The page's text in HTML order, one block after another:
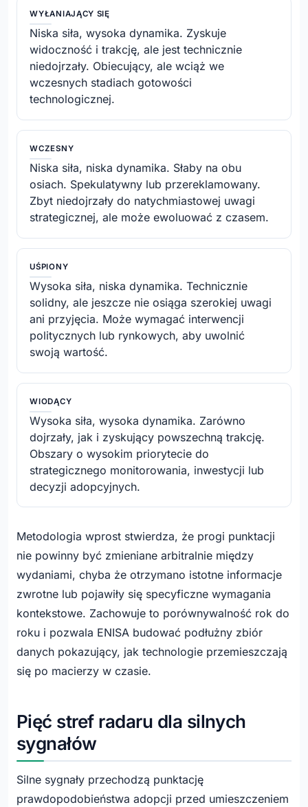
WYŁANIAJĄCY SIĘ
Niska siła, wysoka dynamika. Zyskuje
widoczność i trakcję, ale jest technicznie
niedojrzały. Obiecujący, ale wciąż we
wczesnych stadiach gotowości
technologicznej.
WCZESNY
Niska siła, niska dynamika. Słaby na obu
osiach. Spekulatywny lub przereklamowany.
Zbyt niedojrzały do natychmiastowej uwagi
strategicznej, ale może ewoluować z czasem.
UŚPIONY
Wysoka siła, niska dynamika. Technicznie
solidny, ale jeszcze nie osiąga szerokiej uwagi
ani przyjęcia. Może wymagać interwencji
politycznych lub rynkowych, aby uwolnić
swoją wartość.
WIODĄCY
Wysoka siła, wysoka dynamika. Zarówno
dojrzały, jak i zyskujący powszechną trakcję.
Obszary o wysokim priorytecie do
strategicznego monitorowania, inwestycji lub
decyzji adopcyjnych.
Metodologia wprost stwierdza, że progi punktacji
nie powinny być zmieniane arbitralnie między
wydaniami, chyba że otrzymano istotne informacje
zwrotne lub pojawiły się specyficzne wymagania
kontekstowe. Zachowuje to porównywalność rok do
roku i pozwala ENISA budować podłużny zbiór
danych pokazujący, jak technologie przemieszczają
się po macierzy w czasie.
Pięć stref radaru dla silnych
sygnałów
Silne sygnały przechodzą punktację
prawdopodobieństwa adopcji przed umieszczeniem